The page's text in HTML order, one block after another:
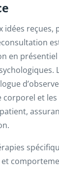
idées reçues,
en
corporel et